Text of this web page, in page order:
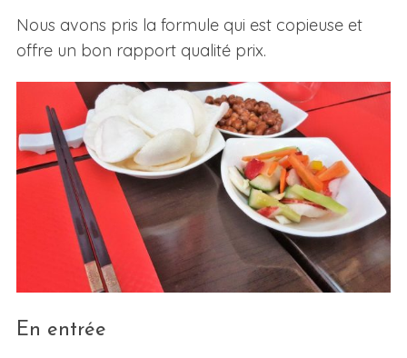
Nous avons pris la formule qui est copieuse et
offre un bon rapport qualité prix.
En entrée